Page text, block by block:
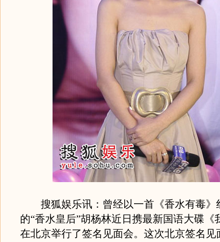
搜狐娱乐讯：曾经以一首《香水有毒》
的“香水皇后”胡杨林近日携最新国语大碟《
在北京举行了签名见面会。这次北京签名见